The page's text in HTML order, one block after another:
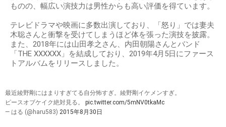
ものの、幅広い演技力は男性からも高い評価を得ています。
テレビドラマや映画に多数出演しており、「怒り」では妻夫
木聡さんと衝撃を受けてしまうほど体を張った演技を披露。
また、2018年には山田孝之さん、内田朝陽さんとバンド
「THE XXXXXX」を結成しており、2019年4月5日にファース
トアルバムをリリースしました。
最近綾野剛にはまりすぎてる自分怖すぎ。綾野剛イケメンすぎ。
ピースオブケイク絶対見る。 pic.twitter.com/5mNV0tkaMc
— はる (@haru583) 2015年8月30日